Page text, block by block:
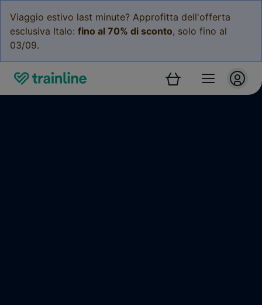
Viaggio estivo last minute? Approfitta dell'offerta
esclusiva Italo: fino al 70% di sconto, solo fino al
03/09.